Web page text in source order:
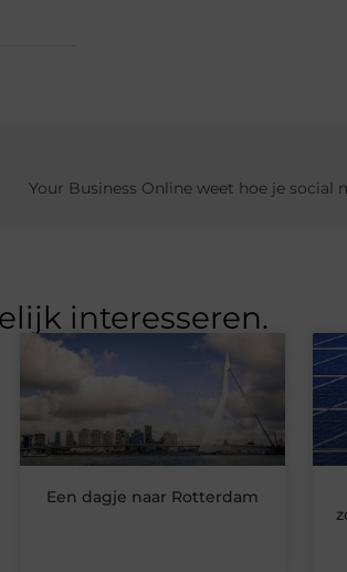
Your Business Online weet hoe je
interesseren.
Een dagje naar Rotterdam